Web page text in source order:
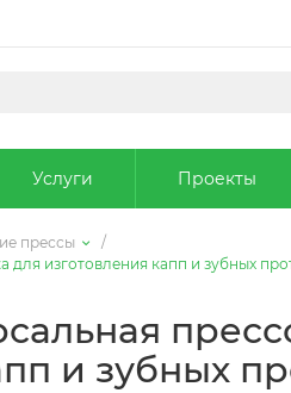
Услуги Проекты
прессы
/
изготовления капп и зубных
и зубных